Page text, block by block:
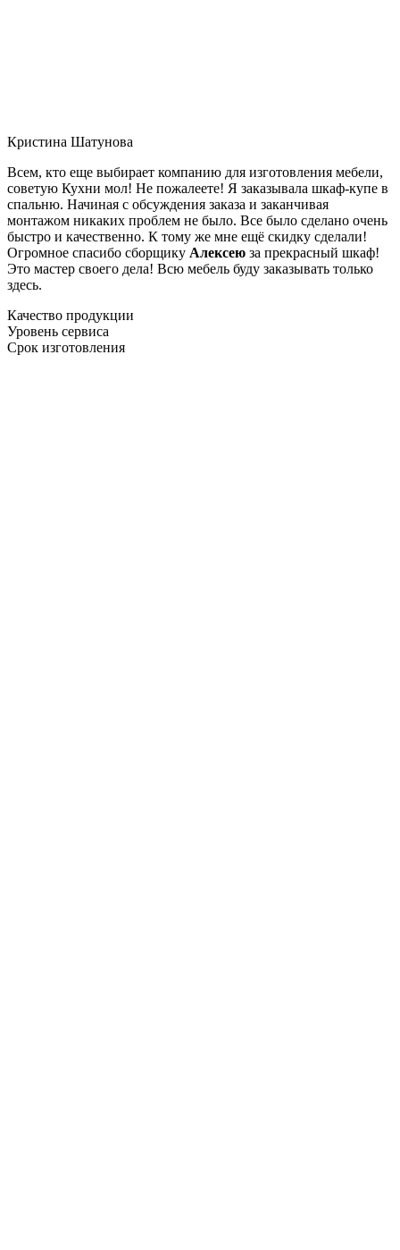
Кристина Шатунова
Всем, кто еще выбирает компанию для изготовления мебели,
советую Кухни мол! Не пожалеете! Я заказывала шкаф-купе в
спальню. Начиная с обсуждения заказа и заканчивая
монтажом никаких проблем не было. Все было сделано очень
быстро и качественно. К тому же мне ещё скидку сделали!
Огромное спасибо сборщику Алексею за прекрасный шкаф!
Это мастер своего дела! Всю мебель буду заказывать только
здесь.
Качество продукции
Уровень сервиса
Срок изготовления